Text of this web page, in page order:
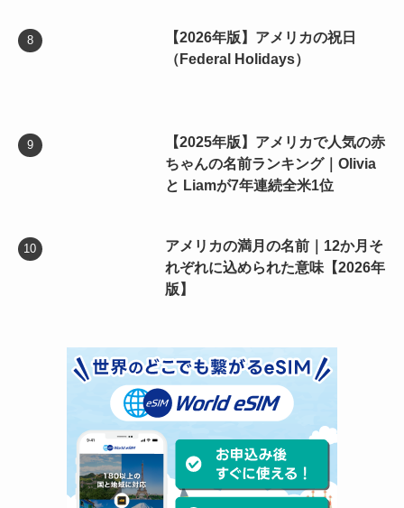
【2026年版】アメリカの祝日
（Federal Holidays）
【2025年版】アメリカで人気の赤
ちゃんの名前ランキング｜Olivia
と Liamが7年連続全米1位
アメリカの満月の名前｜12か月そ
れぞれに込められた意味【2026年
版】